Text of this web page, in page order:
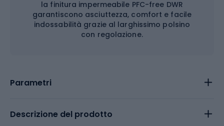
la finitura impermeabile PFC-free DWR
garantiscono asciuttezza, comfort e facile
indossabilità grazie al larghissimo polsino
con regolazione.
Parametri
Descrizione del prodotto